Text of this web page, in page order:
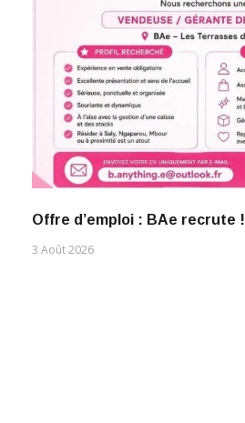
Offre d’emploi : BAe recrute !
3 Août 2026